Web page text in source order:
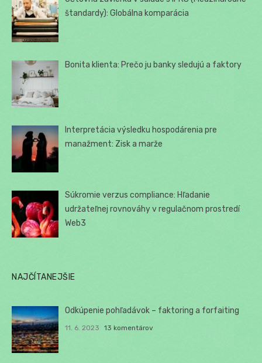
štandardy): Globálna komparácia
Bonita klienta: Prečo ju banky sledujú a faktory
Interpretácia výsledku hospodárenia pre
manažment: Zisk a marže
Súkromie verzus compliance: Hľadanie
udržateľnej rovnováhy v regulačnom prostredí
Web3
NAJČÍTANEJŠIE
Odkúpenie pohľadávok – faktoring a forfaiting
11. 6. 2023 13 komentárov